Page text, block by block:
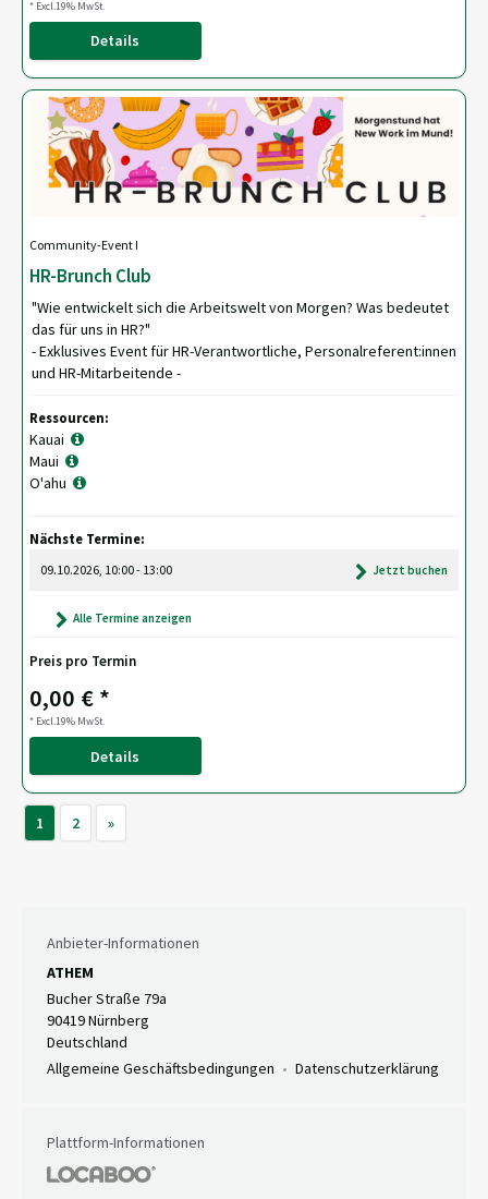
* Excl.19% MwSt.
Details
Community-Event I
HR-Brunch Club
"Wie entwickelt sich die Arbeitswelt von Morgen? Was bedeutet
das für uns in HR?"
- Exklusives Event für HR-Verantwortliche, Personalreferent:innen
und HR-Mitarbeitende -
Ressourcen:
Kauai
Maui
O'ahu
Nächste Termine:
09.10.2026, 10:00 - 13:00
Jetzt buchen
Alle Termine anzeigen
Preis pro Termin
0,00 € *
* Excl.19% MwSt.
Details
1 2 »
Anbieter-Informationen
ATHEM
Bucher Straße 79a
90419 Nürnberg
Deutschland
Allgemeine Geschäftsbedingungen
Datenschutzerklärung
Plattform-Informationen